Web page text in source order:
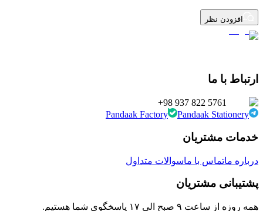
افزودن نظر
ارتباط با ما
+98 937 822 5761
Pandaak Factory
Pandaak Stationery
خدمات مشتریان
درباره ماتماس با ماسوالات متداول
پشتیبانی مشتریان
همه روزه از ساعت ۹ صبح الی ۱۷ پاسخگوی شما هستیم.